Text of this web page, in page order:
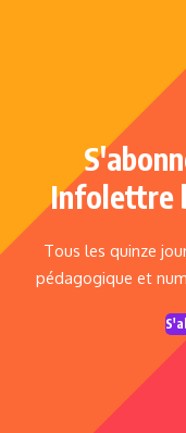
Infolettre
Tous les quinze
pédagogique et